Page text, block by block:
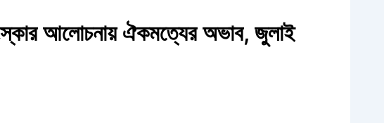
আলোচনায় ঐকমত্যের অভাব, জুলাই